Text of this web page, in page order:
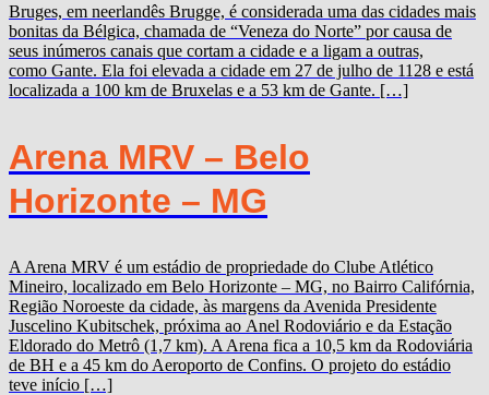
Bruges, em neerlandês Brugge, é considerada uma das cidades mais
bonitas da Bélgica, chamada de “Veneza do Norte” por causa de
seus inúmeros canais que cortam a cidade e a ligam a outras,
como Gante. Ela foi elevada a cidade em 27 de julho de 1128 e está
localizada a 100 km de Bruxelas e a 53 km de Gante. […]
Arena MRV – Belo
Horizonte – MG
A Arena MRV é um estádio de propriedade do Clube Atlético
Mineiro, localizado em Belo Horizonte – MG, no Bairro Califórnia,
Região Noroeste da cidade, às margens da Avenida Presidente
Juscelino Kubitschek, próxima ao Anel Rodoviário e da Estação
Eldorado do Metrô (1,7 km). A Arena fica a 10,5 km da Rodoviária
de BH e a 45 km do Aeroporto de Confins. O projeto do estádio
teve início […]